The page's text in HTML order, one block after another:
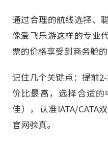
通过合理的航线选择、
像爱飞乐游这样的专业
票的价格享受到商务舱的
记住几个关键点：提前
价比最高，选择合适
佳），认准IATA/CATA
官网验真。